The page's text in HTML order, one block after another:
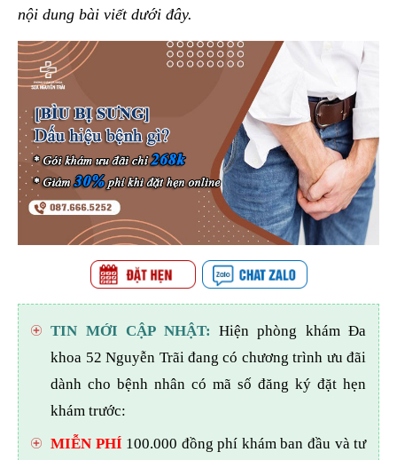
nội dung bài viết dưới đây.
TIN MỚI CẬP NHẬT: Hiện phòng khám Đa
khoa 52 Nguyễn Trãi đang có chương trình ưu đãi
dành cho bệnh nhân có mã số đăng ký đặt hẹn
khám trước:
MIỄN PHÍ 100.000 đồng phí khám ban đầu và tư